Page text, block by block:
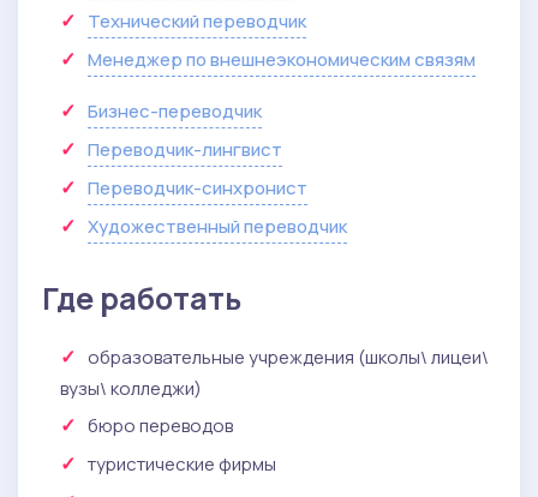
Технический переводчик
Менеджер по внешнеэкономическим связям
Бизнес-переводчик
Переводчик-лингвист
Переводчик-синхронист
Художественный переводчик
Где работать
образовательные учреждения (школы\ лицеи\
вузы\ колледжи)
бюро переводов
туристические фирмы